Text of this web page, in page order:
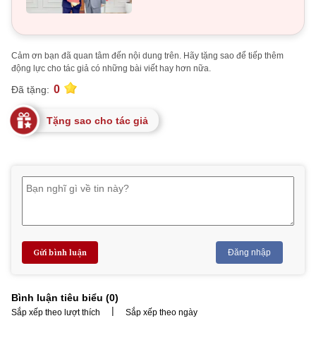
Cảm ơn bạn đã quan tâm đến nội dung trên. Hãy tặng sao để tiếp thêm
động lực cho tác giả có những bài viết hay hơn nữa.
Đã tặng: 0
Tặng sao cho tác giả
Gửi bình luận Đăng nhập
Bình luận tiêu biểu (0)
Sắp xếp theo lượt thích | Sắp xếp theo ngày